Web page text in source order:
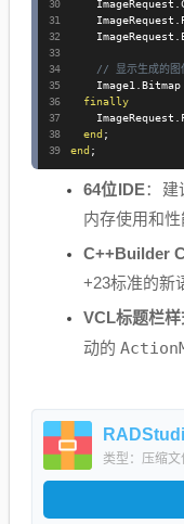
    ImageRequest
    ImageRequest
    ImageRequest
// 显示生成的图
    Image1
Bitmap
finally
    ImageRequest
end ;
end ;
64位IDE：建
内存使用和
C++Builder
+23标准的新
VCL标题栏样
动的
类型：压缩文